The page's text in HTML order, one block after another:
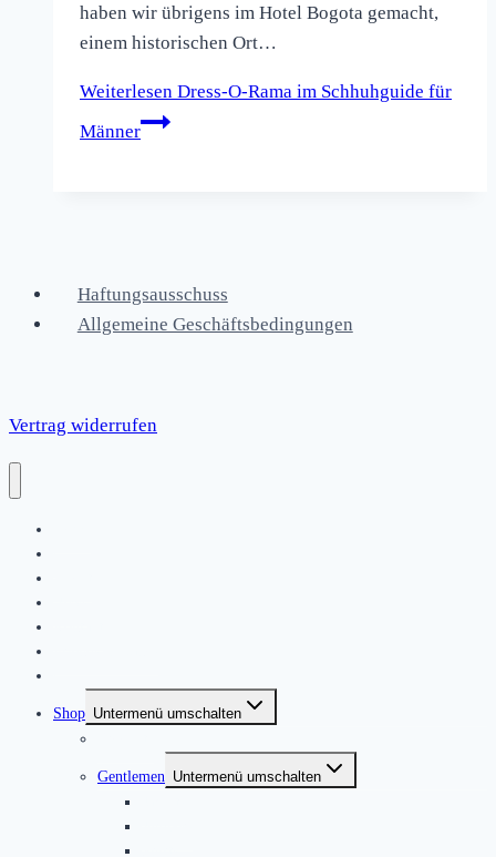
haben wir übrigens im Hotel Bogota gemacht,
einem historischen Ort…
Weiterlesen Dress-O-Rama im Schhuhguide für
Männer
Haftungsausschuss
Allgemeine Geschäftsbedingungen
Vertrag widerrufen
Shop Untermenü umschalten
Gentlemen Untermenü umschalten